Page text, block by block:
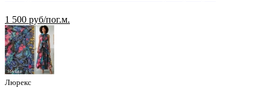
1 500 руб/пог.м.
Люрекс